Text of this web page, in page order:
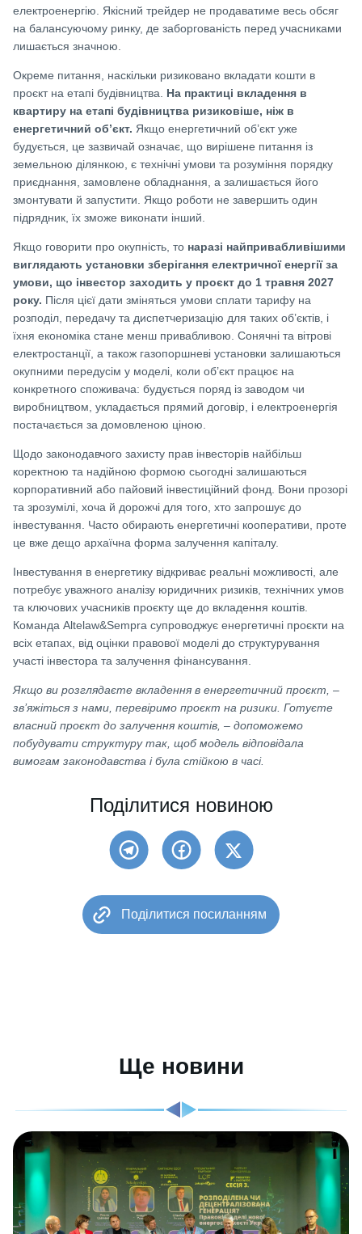
електроенергію. Якісний трейдер не продаватиме весь обсяг
на балансуючому ринку, де заборгованість перед учасниками
лишається значною.
Окреме питання, наскільки ризиковано вкладати кошти в
проєкт на етапі будівництва. На практиці вкладення в
квартиру на етапі будівництва ризиковіше, ніж в
енергетичний об’єкт. Якщо енергетичний об’єкт уже
будується, це зазвичай означає, що вирішене питання із
земельною ділянкою, є технічні умови та розуміння порядку
приєднання, замовлене обладнання, а залишається його
змонтувати й запустити. Якщо роботи не завершить один
підрядник, їх зможе виконати інший.
Якщо говорити про окупність, то наразі найпривабливішими
виглядають установки зберігання електричної енергії за
умови, що інвестор заходить у проєкт до 1 травня 2027
року. Після цієї дати зміняться умови сплати тарифу на
розподіл, передачу та диспетчеризацію для таких об’єктів, і
їхня економіка стане менш привабливою. Сонячні та вітрові
електростанції, а також газопоршневі установки залишаються
окупними передусім у моделі, коли об’єкт працює на
конкретного споживача: будується поряд із заводом чи
виробництвом, укладається прямий договір, і електроенергія
постачається за домовленою ціною.
Щодо законодавчого захисту прав інвесторів найбільш
коректною та надійною формою сьогодні залишаються
корпоративний або пайовий інвестиційний фонд. Вони прозорі
та зрозумілі, хоча й дорожчі для того, хто запрошує до
інвестування. Часто обирають енергетичні кооперативи, проте
це вже дещо архаїчна форма залучення капіталу.
Інвестування в енергетику відкриває реальні можливості, але
потребує уважного аналізу юридичних ризиків, технічних умов
та ключових учасників проєкту ще до вкладення коштів.
Команда Altelaw&Sempra супроводжує енергетичні проєкти на
всіх етапах, від оцінки правової моделі до структурування
участі інвестора та залучення фінансування.
Якщо ви розглядаєте вкладення в енергетичний проєкт, –
зв’яжіться з нами, перевіримо проєкт на ризики. Готуєте
власний проєкт до залучення коштів, – допоможемо
побудувати структуру так, щоб модель відповідала
вимогам законодавства і була стійкою в часі.
Поділитися новиною
Поділитися посиланням
Ще новини